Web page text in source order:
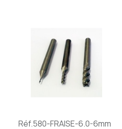
Réf.580-FRAISE-6.0-6mm